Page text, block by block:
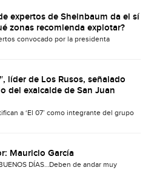
expertos de Sheinbaum da el sí
zonas recomienda explotar?
convocado por la presidenta
líder de Los Rusos, señalado
del exalcalde de San Juan
a ‘El 07’ como integrante del grupo
Mauricio García
DÍAS…Deben de andar muy